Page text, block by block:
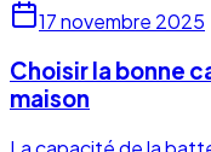
17 novembre 2025
Choisir la bonne
maison